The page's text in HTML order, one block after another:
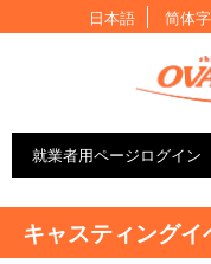
日本語 简体字
就業者用ページログイン
キャスティング